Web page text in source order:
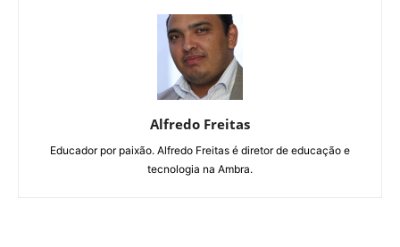
Alfredo Freitas
Educador por paixão. Alfredo Freitas é diretor de educação e
tecnologia na Ambra.